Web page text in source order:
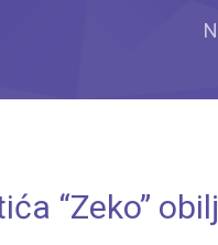
“Zeko”